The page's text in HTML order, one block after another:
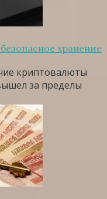
хранение
криптовалюты
за пределы